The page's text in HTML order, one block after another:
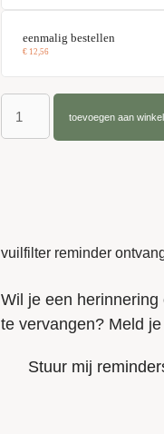
eenmalig bestellen
€12,56
toevoegen aan
vuilfilter reminder
Wil je een
te vervangen? Meld
Stuur mij